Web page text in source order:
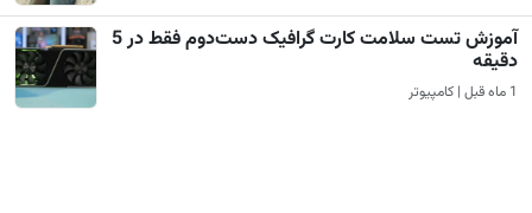
آموزش تست سلامت کارت گرافیک دست‌دوم فقط در 5
دقیقه
1 ماه قبل | کامپیوتر